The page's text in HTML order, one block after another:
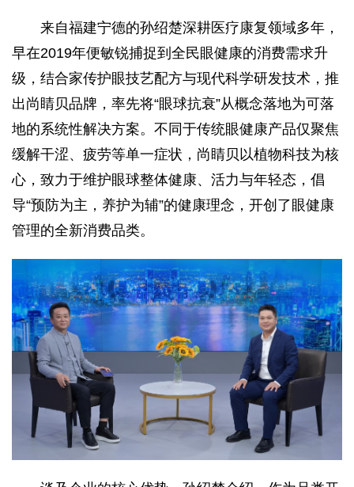
来自福建宁德的孙绍楚深耕医疗康复领域多年，
早在2019年便敏锐捕捉到全民眼健康的消费需求升
级，结合家传护眼技艺配方与现代科学研发技术，推
出尚睛贝品牌，率先将“眼球抗衰”从概念落地为可落
地的系统性解决方案。不同于传统眼健康产品仅聚焦
缓解干涩、疲劳等单一症状，尚睛贝以植物科技为核
心，致力于维护眼球整体健康、活力与年轻态，倡
导“预防为主，养护为辅”的健康理念，开创了眼健康
管理的全新消费品类。